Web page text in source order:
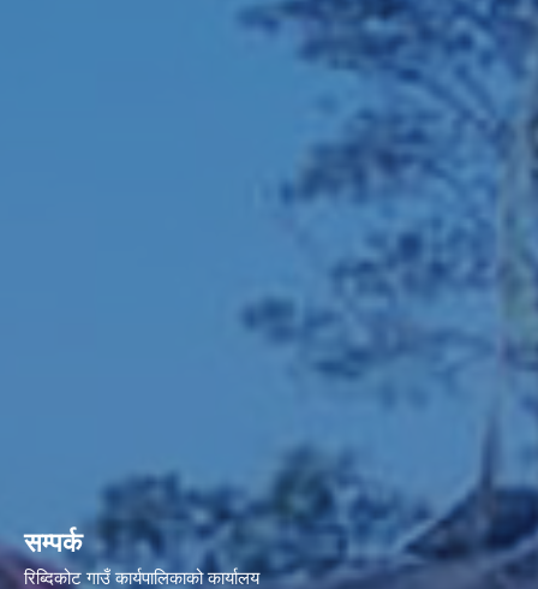
सम्पर्क
रिब्दिकोट गाउँ कार्यपालिकाको कार्यालय